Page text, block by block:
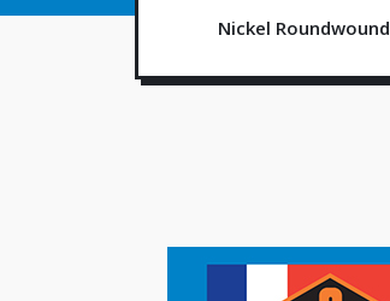
Nickel Roundwound